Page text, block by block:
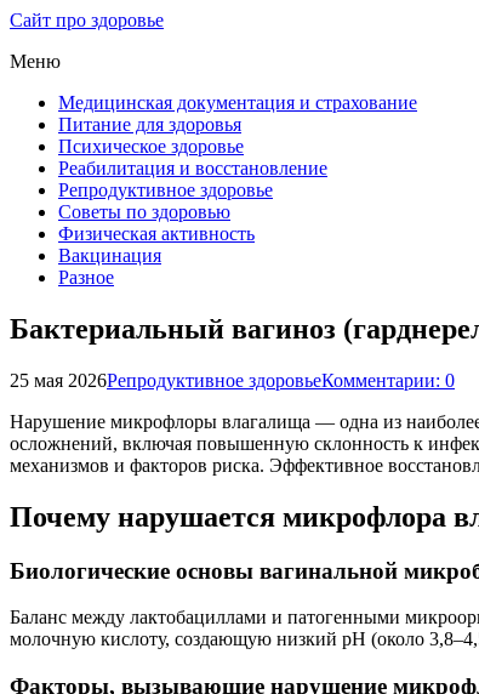
Сайт про здоровье
Меню
Медицинская документация и страхование
Питание для здоровья
Психическое здоровье
Реабилитация и восстановление
Репродуктивное здоровье
Советы по здоровью
Физическая активность
Вакцинация
Разное
Бактериальный вагиноз
25 мая 2026Репродуктивное здоровьеКомментарии: 0
Нарушение микрофлоры влагалища — одна из
осложнений, включая повышенную склонность к
механизмов и факторов риска. Эффективное
Почему нарушается микрофлора
Биологические основы вагинальной
Баланc между лактобациллами и патогенными
молочную кислоту, создающую низкий pH (около
Факторы, вызывающие нарушение